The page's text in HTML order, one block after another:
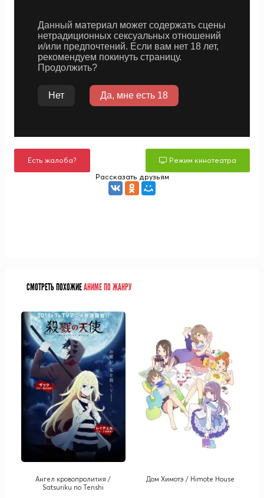
Есть жалоба?
Режим кинотеатра
Рассказать друзьям
СМОТРЕТЬ ПОХОЖИЕАНИМЕ ПО ЖАНРУ
Ангел кровопролития /
Satsuriku no Tenshi
Дом Химотэ / Himote House